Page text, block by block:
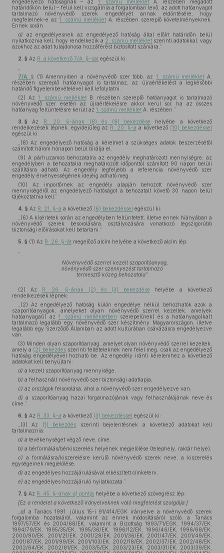
engedélyező hatóságnak – az 1. számú melléklet A. részében megadott
határidőkön belül – felül kell vizsgálnia a forgalomban levő, az adott hatóanyagot
tartalmazó növényvédő szerek engedélyét annak eldöntésére, hogy
megfelelnek-e az 1. számú melléklet A. részében szereplő követelményeknek.
Ennek során
a) az engedélyesnek az engedélyező hatóság által előírt határidőn belül
nyilatkoznia kell, hogy rendelkezik a 2. számú melléklet szerinti adatokkal, vagy
azokhoz az adat tulajdonosa hozzáférést biztosított számára,”
2. § Az R. a következő 7/A. §-sal egészül ki:
7/A. § (1) Amennyiben a növényvédő szer több, az 1. számú melléklet A.
részében szereplő hatóanyagot is tartalmaz, az újraértékelést a legkésőbbi
határidő figyelembevételével kell lefolytatni.
(2) Az 1. számú mellékletB. részében szereplő hatóanyagot is tartalmazó
növényvédő szer esetén az újraértékelésre akkor kerül sor, ha az összes
hatóanyag feltüntetésre került az 1. számú melléklet A. részében.”
3. § Az R. 20. §-ának (8) és (9) bekezdése helyébe a következő
rendelkezések lépnek, egyidejűleg az R. 20. §-a a következő (10) bekezdéssel
egészül ki:
„(8) Az engedélyező hatóság a kérelmet a szükséges adatok beszerzésétől
számított három hónapon belül bírálja el.
(9) A párhuzamos behozatalra az engedély meghatározott mennyiségre, az
engedélyben a behozatalra meghatározott időponttól számított 90 napon belüli
szállításra adható. Az engedély legfeljebb a referencia növényvédő szer
engedély érvényességének idejéig adható meg.
(10) Az importőrnek az engedély alapján behozott növényvédő szer
mennyiségéről az engedélyező hatóságot a behozatalt követő 30 napon belül
tájékoztatnia kell.”
4. § Az R. 21. §-a a következő (6) bekezdéssel egészül ki:
„(6) A kísérletek során az engedélyben feltüntetett, illetve ennek hiányában a
növényvédő szerek besorolására, osztályozására vonatkozó legszigorúbb
biztonsági előírásokat kell betartani.”
5. § (1) Az R. 26. §-át megelőző alcím helyébe a következő alcím lép:
Növényvédő szerrel kezelt szaporítóanyag,
növényvédő szer szennyezést tartalmazó
termesztő közeg behozatala”
(2) Az R. 26. §-ának (2) és (3) bekezdése helyébe a következő
rendelkezések lépnek:
„(2) Az engedélyező hatóság külön engedélye nélkül behozhatók azok a
szaporítóanyagok, amelyeket olyan növényvédő szerrel kezeltek, amelyek
hatóanyaga(i) az1. számú mellékletben szerepel(nek) és a hatóanyago(ka)t
tartalmazó legalább egy növényvédő szer készítmény Magyarországon, illetve
legalább egy Szerződő Államban az adott kultúrában csávázásra engedélyezve
van.
(3) Minden olyan szaporítóanyag, amelyet olyan növényvédő szerrel kezeltek,
amely a (2) bekezdésszerinti feltételeknek nem felel meg, csak az engedélyező
hatóság engedélyével hozható be. Az engedély iránti kérelemhez a következő
adatokat kell benyújtani:
a) a kezelt szaporítóanyag mennyisége,
b) a felhasznált növényvédő szer biztonsági adatlapja,
c) az országok felsorolása, ahol a növényvédő szer engedélyezve van,
d) a szaporítóanyag hazai forgalmazójának vagy felhasználójának neve és
címe.”
6. § Az R. 33. §-a a következő (3) bekezdéssel egészül ki:
„(3) Az (1) bekezdés szerinti bejelentésnek a következő adatokat kell
tartalmaznia:
a) a tevékenységet végző neve, címe,
b) a bérformálás/bérkiszerelés helyének megjelölése (telephely, raktár helye),
c) a formálásra/kiszerelésre kerülő növényvédő szerek neve, a kiszerelés
egységeinek megjelölése,
d) az engedélyes hozzájárulásával elkészített címketerv,
e) az engedélyes hozzájáruló nyilatkozata.”
7. § Az R. 45. §-ának a) pontja helyébe a következő szövegrész lép:
[Ez a rendelet a következő irányelveknek való megfelelést szolgálja:]
a) a Tanács 1991. július 15-i 91/414/EGK irányelve a növényvédő szerek
forgalomba hozataláról, valamint az ennek módosításáról szóló, a Tanács
1997/57/EK és 2004/66/EK, valamint a Bizottság 1993/71/EGK, 1994/37/EK,
1994/79/EK, 1995/35/EK, 1995/36/EK, 1996/12/EK, 1996/46/EK, 1996/68/EK,
2000/80/EK, 2001/21/EK, 2001/28/EK, 2001/36/EK, 2001/47/EK, 2001/49/EK,
2001/87/EK, 2001/99/EK, 2001/103/EK, 2002/18/EK, 2002/37/EK, 2002/48/EK,
2002/64/EK, 2002/81/EK, 2003/5/EK, 2003/23/EK, 2003/31/EK, 2003/39/EK,